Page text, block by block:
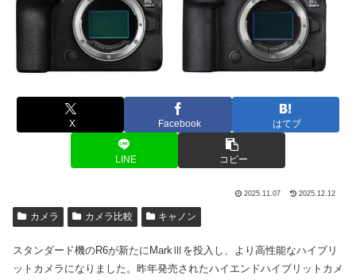
X Facebook はてブ
LINE コピー
2025.11.07 2025.12.12
カメラ カメラ比較 キャノン
スタンダード機のR6が新たにMarkⅢを投入し、より高性能なハイブリ
ットカメラになりました。昨年発売されたハイエンドハイブリットカメ